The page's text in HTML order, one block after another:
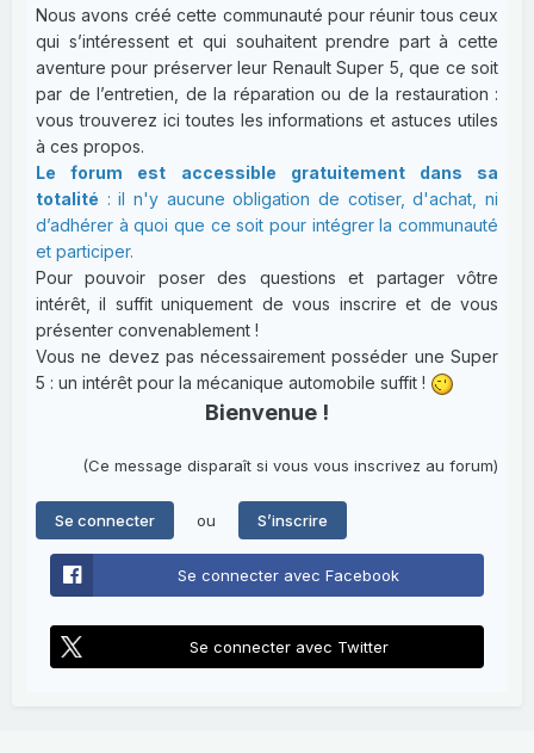
Nous avons créé cette communauté pour réunir tous ceux
qui s’intéressent et qui souhaitent prendre part à cette
aventure pour préserver leur Renault Super 5, que ce soit
par de l’entretien, de la réparation ou de la restauration :
vous trouverez ici toutes les informations et astuces utiles
à ces propos.
Le forum est accessible gratuitement dans sa
totalité : il n'y aucune obligation de cotiser, d'achat, ni
d’adhérer à quoi que ce soit pour intégrer la communauté
et participer.
Pour pouvoir poser des questions et partager vôtre
intérêt, il suffit uniquement de vous inscrire et de vous
présenter convenablement !
Vous ne devez pas nécessairement posséder une Super
5 : un intérêt pour la mécanique automobile suffit !
Bienvenue !
(Ce message disparaît si vous vous inscrivez au forum)
Se connecter ou S’inscrire
Se connecter avec Facebook
Se connecter avec Twitter